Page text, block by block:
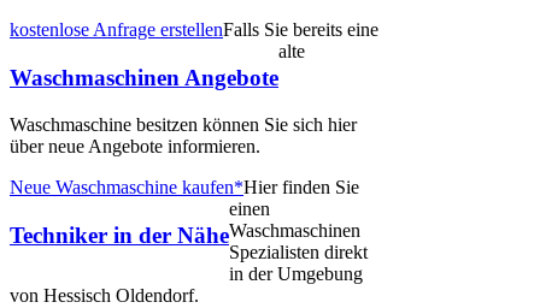
kostenlose Anfrage erstellen
Waschmaschinen Angebote
Falls Sie bereits eine
alte
Waschmaschine besitzen können Sie sich hier
über neue Angebote informieren.
Neue Waschmaschine kaufen*
Techniker in der Nähe
Hier finden Sie
einen
Waschmaschinen
Spezialisten direkt
in der Umgebung
von Hessisch Oldendorf.